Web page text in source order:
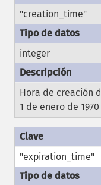
"creation_time"
integer
Hora de creación
1 de enero de 1970
"expiration_time"